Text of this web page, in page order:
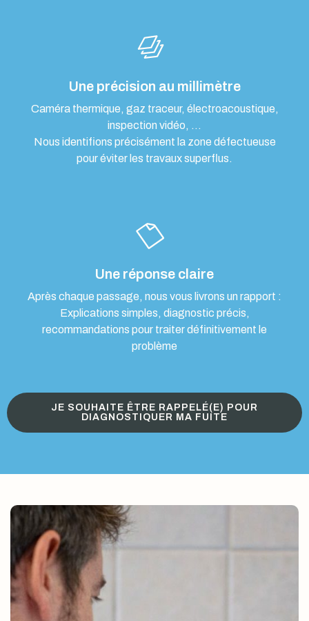
Une précision au millimètre
Caméra thermique, gaz traceur, électroacoustique,
inspection vidéo, …
Nous identifions précisément la zone défectueuse
pour éviter les travaux superflus.
Une réponse claire
Après chaque passage, nous vous livrons un rapport :
Explications simples, diagnostic précis,
recommandations pour traiter définitivement le
problème
JE SOUHAITE ÊTRE RAPPELÉ(E) POUR
DIAGNOSTIQUER MA FUITE